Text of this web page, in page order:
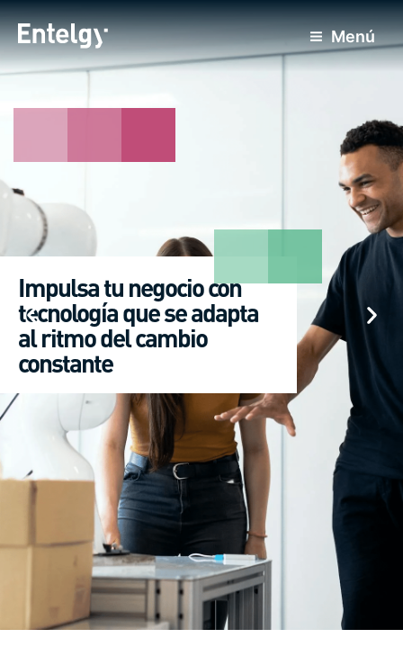
Ir
al
contenido
Menú
Impulsa tu negocio con
tecnología que se adapta
al ritmo del cambio
constante